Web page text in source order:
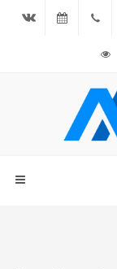
09.08.2026
- Чётная
неделя
964
687